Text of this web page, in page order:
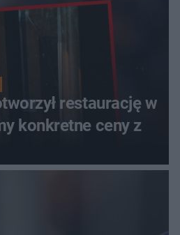
restaurację w
konkretne ceny z